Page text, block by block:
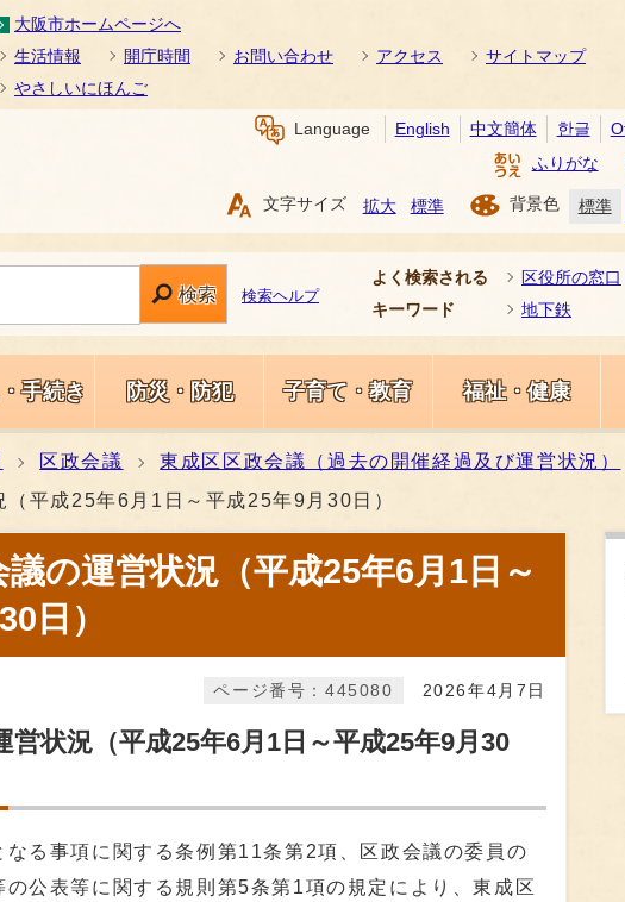
大阪市ホームページへ
生活情報
開庁時間 お問い合わせ アクセス
サイトマップ
やさしいにほんご
Language English 中文簡体 한글
ふりがな
文字サイズ 拡大 標準 背景色 標準
検索 検索ヘルプ
よく検索される
キーワード
区役所の窓口
地下鉄
手続き 防災・防犯 子育て・教育 福祉・健康
区政会議
東成区区政会議（過去の開催経過及び運営状況）
平成25年6月1日～平成25年9月30日）
の運営状況（平成25年6月1日～
日）
2026年4月7日
ページ番号：445080
営状況（平成25年6月1日～平成25年9月30
なる事項に関する条例第11条第2項、区政会議の委員の
公表等に関する規則第5条第1項の規定により、東成区